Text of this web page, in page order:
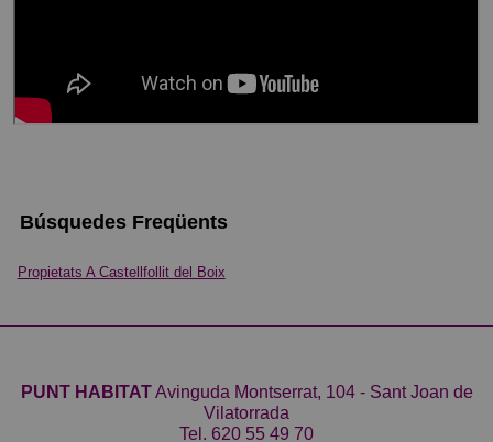
Búsquedes Freqüents
Propietats A Castellfollit del Boix
PUNT HABITATAvinguda Montserrat, 104 - Sant Joan de
Vilatorrada
Tel. 620 55 49 70